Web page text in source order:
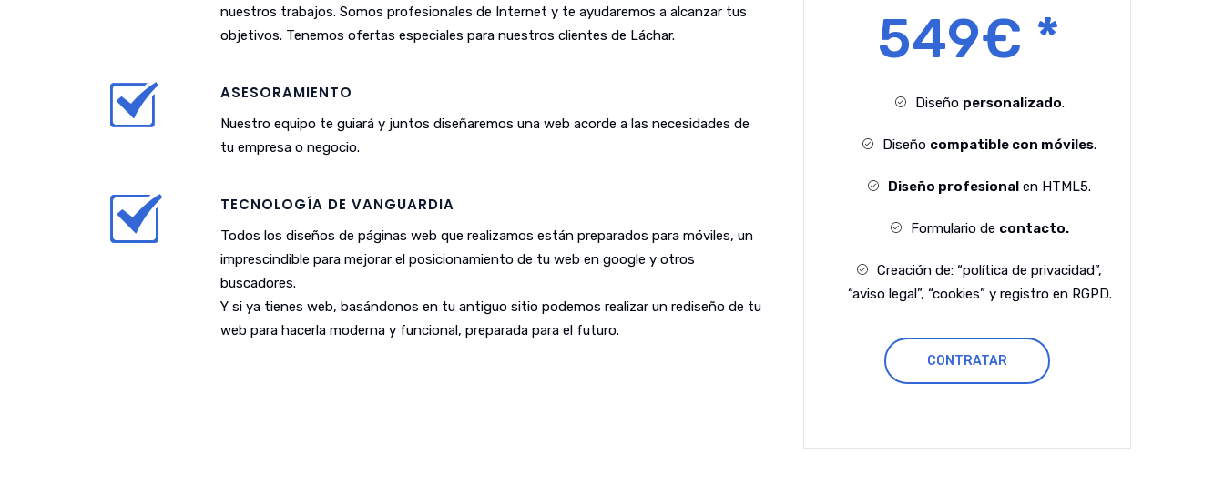
nuestros trabajos. Somos profesionales de Internet y te ayudaremos a alcanzar tus
objetivos. Tenemos ofertas especiales para nuestros clientes de Láchar.
ASESORAMIENTO
Nuestro equipo te guiará y juntos diseñaremos una web acorde a las necesidades de
tu empresa o negocio.
TECNOLOGÍA DE VANGUARDIA
Todos los diseños de páginas web que realizamos están preparados para móviles, un
imprescindible para mejorar el posicionamiento de tu web en google y otros
buscadores.
Y si ya tienes web, basándonos en tu antiguo sitio podemos realizar un rediseño de tu
web para hacerla moderna y funcional, preparada para el futuro.
549€ *
Diseño personalizado.
Diseño compatible con móviles.
Diseño profesional en HTML5.
Formulario de contacto.
Creación de: “política de privacidad”,
“aviso legal”, “cookies” y registro en RGPD.
CONTRATAR